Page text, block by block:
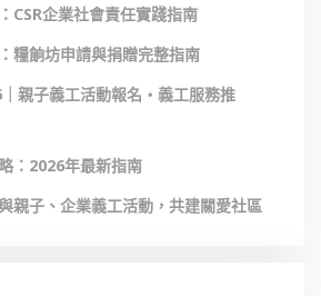
CSR企業社會責任實踐指南
糧餉坊申請與捐贈完整指南
親子義工活動報名・義工服務推
：2026年最新指南
親子、企業義工活動，共建關愛社區